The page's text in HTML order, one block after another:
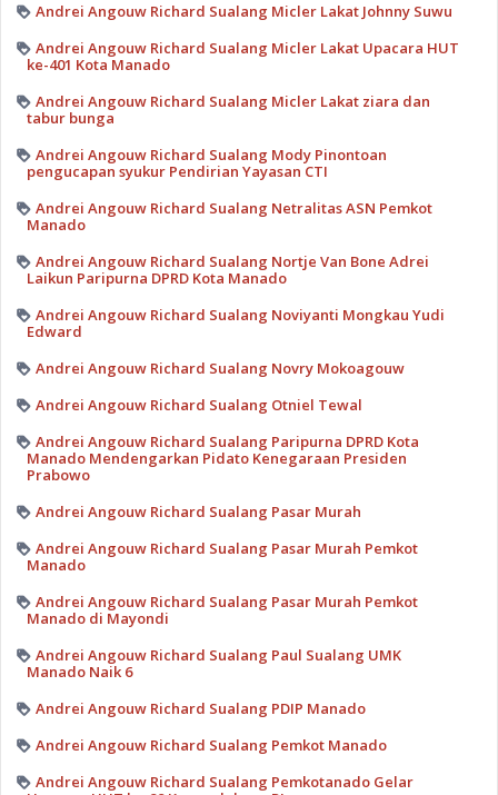
Andrei Angouw Richard Sualang Micler Lakat Johnny Suwu
Andrei Angouw Richard Sualang Micler Lakat Upacara HUT
ke-401 Kota Manado
Andrei Angouw Richard Sualang Micler Lakat ziara dan
tabur bunga
Andrei Angouw Richard Sualang Mody Pinontoan
pengucapan syukur Pendirian Yayasan CTI
Andrei Angouw Richard Sualang Netralitas ASN Pemkot
Manado
Andrei Angouw Richard Sualang Nortje Van Bone Adrei
Laikun Paripurna DPRD Kota Manado
Andrei Angouw Richard Sualang Noviyanti Mongkau Yudi
Edward
Andrei Angouw Richard Sualang Novry Mokoagouw
Andrei Angouw Richard Sualang Otniel Tewal
Andrei Angouw Richard Sualang Paripurna DPRD Kota
Manado Mendengarkan Pidato Kenegaraan Presiden
Prabowo
Andrei Angouw Richard Sualang Pasar Murah
Andrei Angouw Richard Sualang Pasar Murah Pemkot
Manado
Andrei Angouw Richard Sualang Pasar Murah Pemkot
Manado di Mayondi
Andrei Angouw Richard Sualang Paul Sualang UMK
Manado Naik 6
Andrei Angouw Richard Sualang PDIP Manado
Andrei Angouw Richard Sualang Pemkot Manado
Andrei Angouw Richard Sualang Pemkotanado Gelar